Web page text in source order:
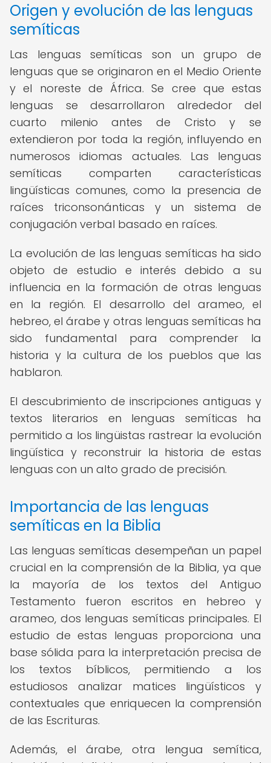
Origen y evolución de las lenguas
semíticas
Las lenguas semíticas son un grupo de
lenguas que se originaron en el Medio Oriente
y el noreste de África. Se cree que estas
lenguas se desarrollaron alrededor del
cuarto milenio antes de Cristo y se
extendieron por toda la región, influyendo en
numerosos idiomas actuales. Las lenguas
semíticas comparten características
lingüísticas comunes, como la presencia de
raíces triconsonánticas y un sistema de
conjugación verbal basado en raíces.
La evolución de las lenguas semíticas ha sido
objeto de estudio e interés debido a su
influencia en la formación de otras lenguas
en la región. El desarrollo del arameo, el
hebreo, el árabe y otras lenguas semíticas ha
sido fundamental para comprender la
historia y la cultura de los pueblos que las
hablaron.
El descubrimiento de inscripciones antiguas y
textos literarios en lenguas semíticas ha
permitido a los lingüistas rastrear la evolución
lingüística y reconstruir la historia de estas
lenguas con un alto grado de precisión.
Importancia de las lenguas
semíticas en la Biblia
Las lenguas semíticas desempeñan un papel
crucial en la comprensión de la Biblia, ya que
la mayoría de los textos del Antiguo
Testamento fueron escritos en hebreo y
arameo, dos lenguas semíticas principales. El
estudio de estas lenguas proporciona una
base sólida para la interpretación precisa de
los textos bíblicos, permitiendo a los
estudiosos analizar matices lingüísticos y
contextuales que enriquecen la comprensión
de las Escrituras.
Además, el árabe, otra lengua semítica,